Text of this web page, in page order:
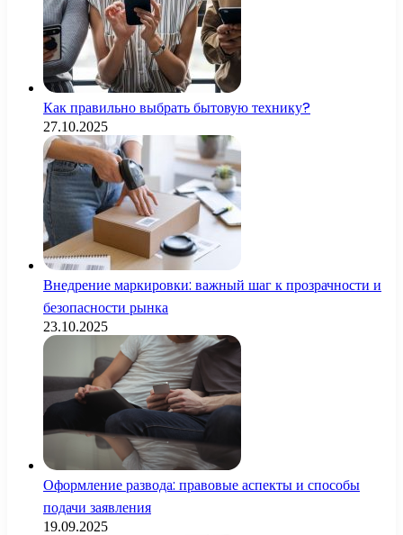
Как правильно выбрать бытовую технику?
27.10.2025
Внедрение маркировки: важный шаг к прозрачности и
безопасности рынка
23.10.2025
Оформление развода: правовые аспекты и способы
подачи заявления
19.09.2025